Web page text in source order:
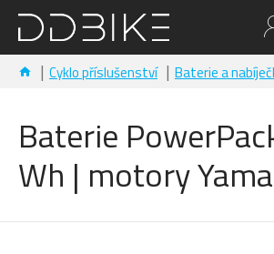
Cyklo příslušenství Baterie a
Baterie
Wh | motory